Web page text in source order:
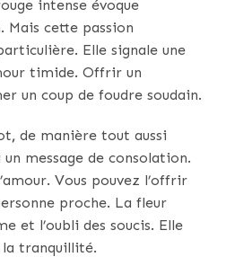
intense évoque
Mais cette passion
Elle signale une
timide. Offrir un
un coup de foudre soudain.
, de manière tout aussi
message de consolation.
Vous pouvez l’offrir
proche. La fleur
et l’oubli des soucis. Elle
tranquillité.